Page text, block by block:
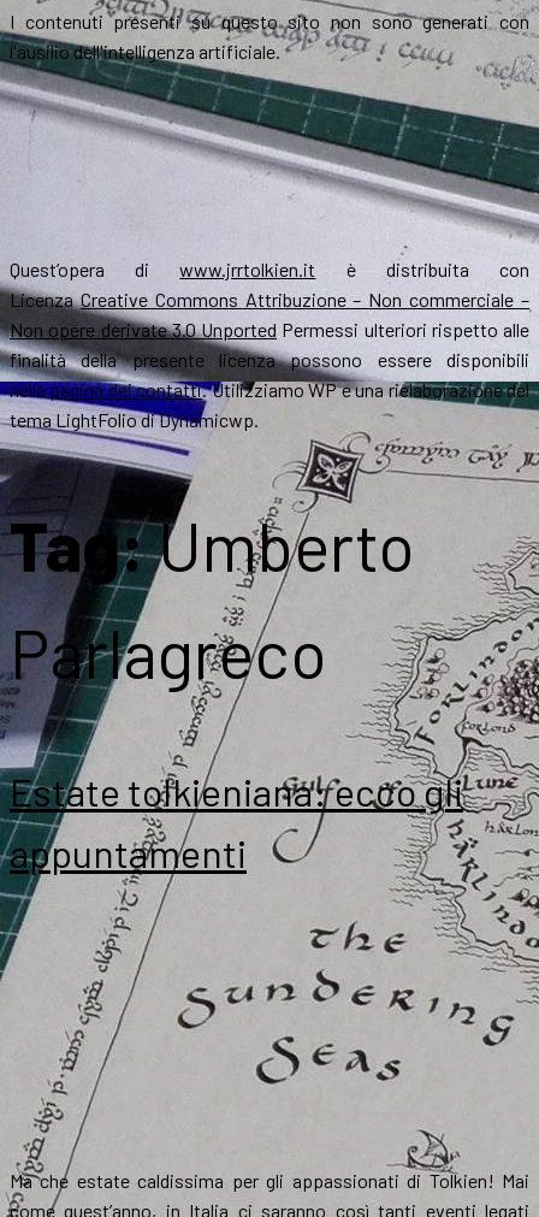
I contenuti presenti su questo sito non sono generati con
l'ausilio dell'intelligenza artificiale.
Quest’opera diwww.jrrtolkien.it è distribuita con
LicenzaCreative Commons Attribuzione – Non commerciale –
Non opere derivate 3.0 Unported Permessi ulteriori rispetto alle
finalità della presente licenza possono essere disponibili
nellapagina dei contatti. Utilizziamo WP e una rielaborazione del
tema LightFolio di Dynamicwp.
Tag:Umberto
Parlagreco
Estate tolkieniana: ecco gli
appuntamenti
Ma che estate caldissima per gli appassionati di Tolkien! Mai
come quest’anno, in Italia ci saranno così tanti eventi legati